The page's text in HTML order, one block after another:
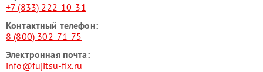
+7 (833) 222-10-31
Контактный телефон:
8 (800) 302-71-75
Электронная почта:
info@fujitsu-fix.ru